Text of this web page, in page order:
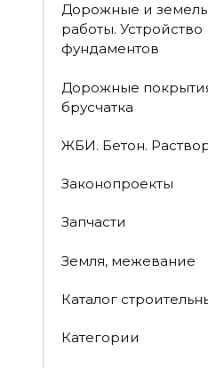
Дорожные и
работы. Устройство
фундаментов
Дорожные
брусчатка
ЖБИ. Бетон.
Законопроекты
Запчасти
Земля, межевание
Каталог
Категории